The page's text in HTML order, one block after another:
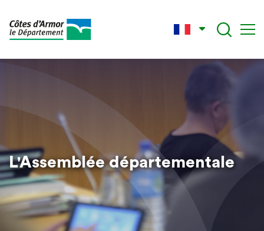
L'Assemblée départementale